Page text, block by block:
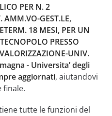
PER N. 2
AMM.VO-GEST.LE,
18 MESI, PER UN
PRESSO
VALORIZZAZIONE-UNIV.
- Universita’ degli
aggiornati, aiutandovi
finale.
tutte le funzioni del